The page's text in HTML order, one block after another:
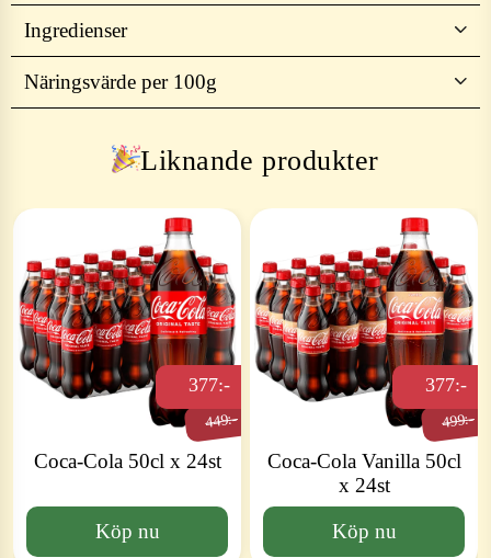
Ingredienser
Näringsvärde per 100g
Liknande produkter
Coca-Cola 50cl x 24st
449:-
377:-
Köp nu
Coca-Cola Vanilla 50cl
x 24st
499:-
377:-
Köp nu